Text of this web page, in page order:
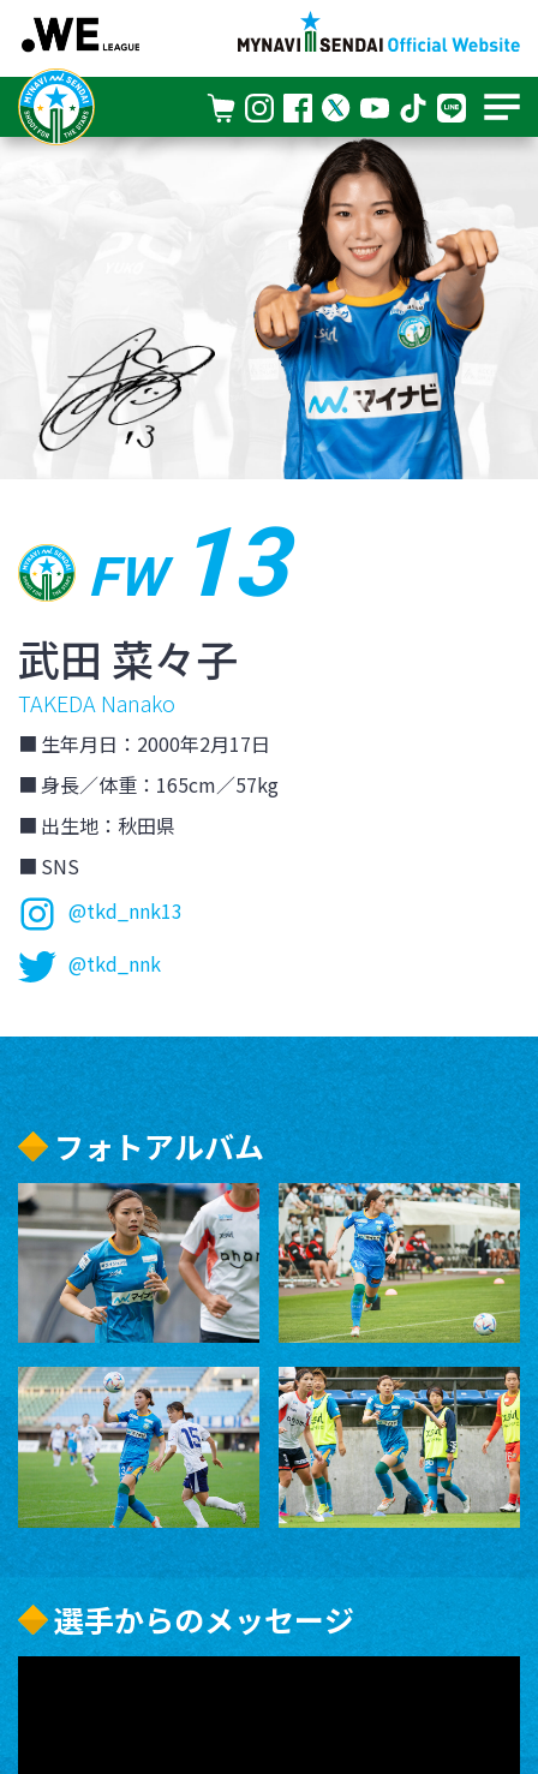
FW 13
武田 菜々子
TAKEDA Nanako
生年月日：2000年2月17日
身長／体重：165cm／57kg
出生地：秋田県
SNS
@tkd_nnk13
@tkd_nnk
フォトアルバム
選手からのメッセージ